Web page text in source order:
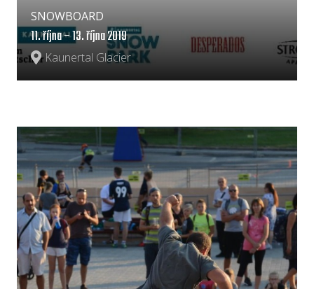
Kaunertal Glacier
11. října – 13. října 2019
SNOWBOARD